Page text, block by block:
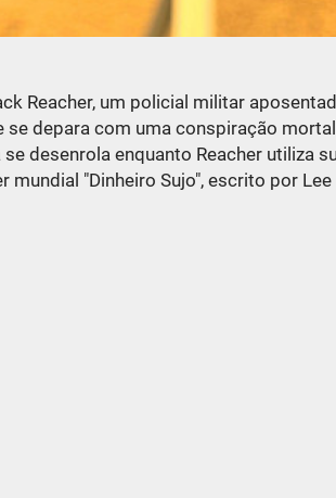
Reacher, um policial militar
depara com uma conspiração
desenrola enquanto Reacher utiliza
"Dinheiro Sujo", escrito por Lee